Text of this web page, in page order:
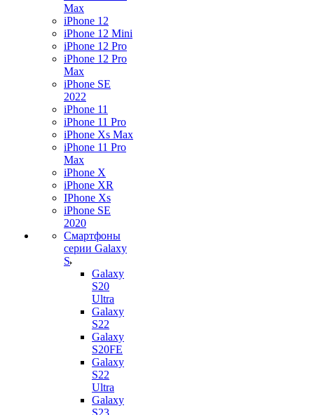
Max
iPhone 12
iPhone 12 Mini
iPhone 12 Pro
iPhone 12 Pro
Max
iPhone SE
2022
iPhone 11
iPhone 11 Pro
iPhone Xs Max
iPhone 11 Pro
Max
iPhone X
iPhone XR
IPhone Xs
iPhone SE
2020
Смартфоны
серии Galaxy
S
Galaxy
S20
Ultra
Galaxy
S22
Galaxy
S20FE
Galaxy
S22
Ultra
Galaxy
S23